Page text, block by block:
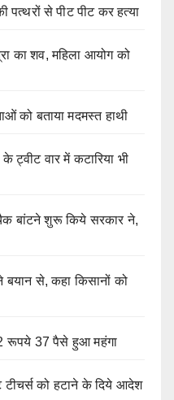
पत्थरों से पीट पीट कर हत्या
का शव, महिला आयोग को
को बताया मदमस्त हाथी
वार में कटारिया भी
बांटने शुरू किये सरकार ने,
से, कहा किसानों को
रूपये 37 पैसे हुआ महंगा
टीचर्स को हटाने के दिये आदेश